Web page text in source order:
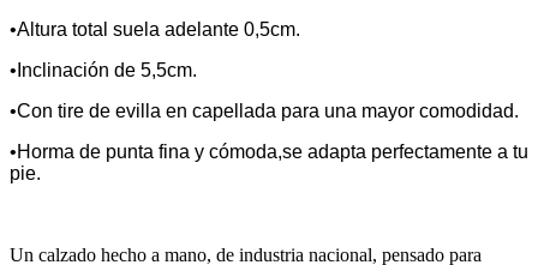
•Altura total suela adelante 0,5cm.
•Inclinación de 5,5cm.
•Con tire de evilla en capellada para una mayor comodidad.
•Horma de punta fina y cómoda,se adapta perfectamente a tu
pie.
Un calzado hecho a mano, de industria nacional, pensado para